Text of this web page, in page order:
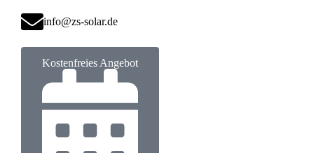
info@zs-solar.de
Kostenfreies Angebot